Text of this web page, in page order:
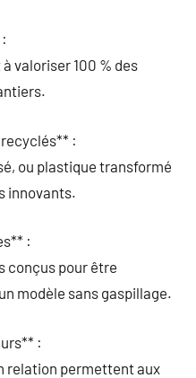
valoriser 100 % des
:
ou plastique transformé
innovants.
:
conçus pour être
modèle sans gaspillage.
:
relation permettent aux